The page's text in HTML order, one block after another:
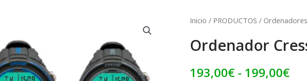
Inicio / PRODUCTOS /
Ordenador
193,00€ - 199,00€
de
Ordenador
Goa